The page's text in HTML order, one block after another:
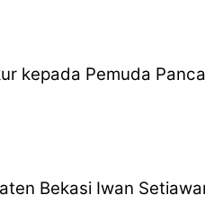
kepada Pemuda
Bekasi Iwan